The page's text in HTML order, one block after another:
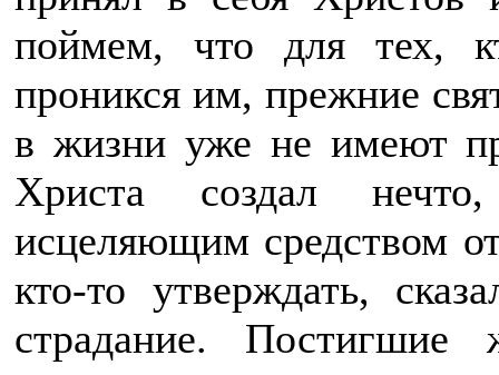
поймем, что для тех,
проникся им, прежние
в жизни уже не имеют
Христа создал
исцеляющим средством
кто-то утверждать,
страдание.